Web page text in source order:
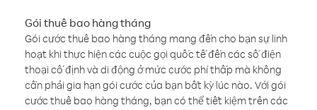
Gói thuê bao hàng tháng
Gói cước thuê bao hàng tháng mang đến cho bạn sự linh
hoạt khi thực hiện các cuộc gọi quốc tế đến các số điện
thoại cố định và di động ở mức cước phí thấp mà không
cần phải gia hạn gói cước của bạn bất kỳ lúc nào. Với gói
cước thuê bao hàng tháng, bạn có thể tiết kiệm trên các